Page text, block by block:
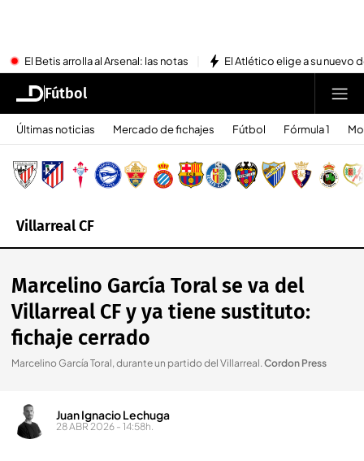
El Betis arrolla al Arsenal: las notas El Atlético elige a su nuevo
Fútbol
Últimas noticias Mercado de fichajes Fútbol Fórmula 1
Villarreal CF
Marcelino García Toral se va del
Villarreal CF y ya tiene sustituto:
fichaje cerrado
Marcelino García Toral, durante un partido del Villarreal.Cordon Press
Juan Ignacio Lechuga
28 ABR 2026 - 14:58h.